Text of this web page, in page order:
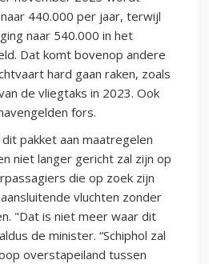
440.000 per jaar, terwijl
naar 540.000 in het
Dat komt bovenop andere
hard gaan raken, zoals
de vliegtaks in 2023. Ook
fors.
pakket aan maatregelen
niet langer gericht zal zijn op
die op zoek zijn
vluchten zonder
"Dat is niet meer waar dit
de minister. “Schiphol zal
overstapeiland tussen